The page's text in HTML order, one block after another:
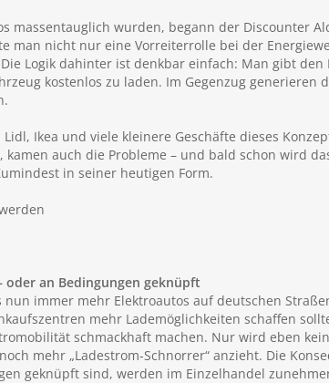
massentauglich wurden, begann der Discounter
man nicht nur eine Vorreiterrolle bei der
Logik dahinter ist denkbar einfach: Man gibt den
kostenlos zu laden. Im Gegenzug generieren
Ikea und viele kleinere Geschäfte dieses
auch die Probleme – und bald schon wird
in seiner heutigen Form.
an Bedingungen geknüpft
nun immer mehr Elektroautos auf deutschen
mehr Lademöglichkeiten schaffen
schmackhaft machen. Nur wird eben
mehr „Ladestrom-Schnorrer“ anzieht. Die
geknüpft sind, werden im Einzelhandel